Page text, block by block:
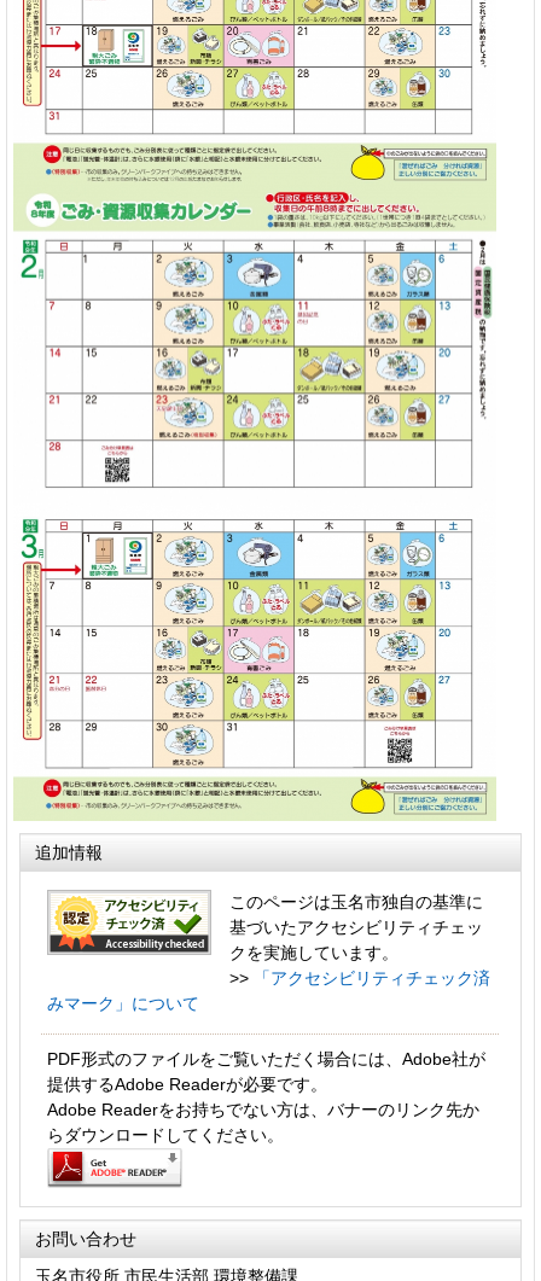
追加情報
このページは玉名市独自の基準に
基づいたアクセシビリティチェッ
クを実施しています。
>>
「アクセシビリティチェック済
みマーク」について
PDF形式のファイルをご覧いただく場合には、Adobe社が
提供するAdobe Readerが必要です。
Adobe Readerをお持ちでない方は、バナーのリンク先か
らダウンロードしてください。
お問い合わせ
玉名市役所 市民生活部 環境整備課